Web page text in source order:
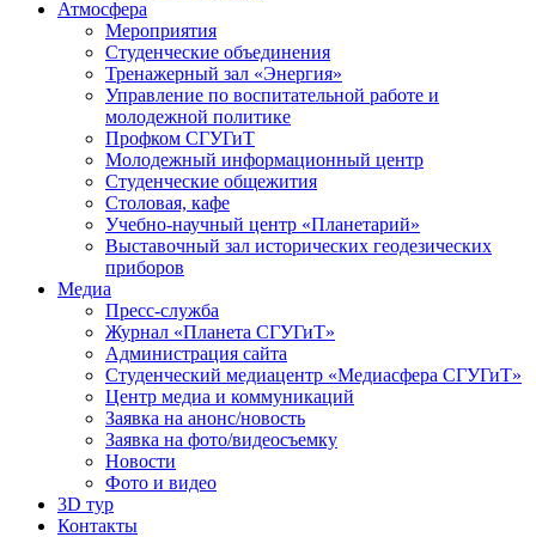
Атмосфера
Мероприятия
Студенческие объединения
Тренажерный зал «Энергия»
Управление по воспитательной работе и
молодежной политике
Профком СГУГиТ
Молодежный информационный центр
Студенческие общежития
Столовая, кафе
Учебно-научный центр «Планетарий»
Выставочный зал исторических геодезических
приборов
Медиа
Пресс-служба
Журнал «Планета СГУГиТ»
Администрация сайта
Студенческий медиацентр «Медиасфера СГУГиТ»
Центр медиа и коммуникаций
Заявка на анонс/новость
Заявка на фото/видеосъемку
Новости
Фото и видео
3D тур
Контакты